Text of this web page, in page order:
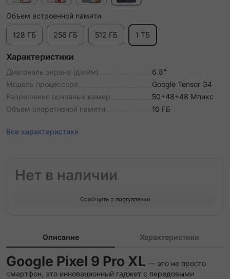
Объем встроенной памяти
128 ГБ 256 ГБ 512 ГБ 1 ТБ
Характеристики
Диагональ экрана (дюйм)
6.8"
Модель процессора
Google Tensor G4
Разрешение основных камер
50+48+48 Мпикс
Объем оперативной памяти
16 ГБ
Все характеристики
Нет в наличии
Сообщить о поступлении
Описание Характеристики
Google Pixel 9 Pro XL — это не просто
смартфон, это инновационный гаджет с передовыми